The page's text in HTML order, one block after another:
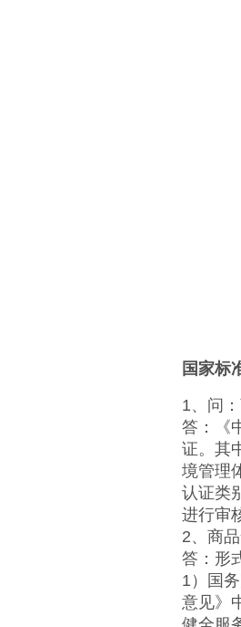
国家标
1、问
答：《
证。其
境管理
认证类
进行审
2、商
答：形
1）国
意见》